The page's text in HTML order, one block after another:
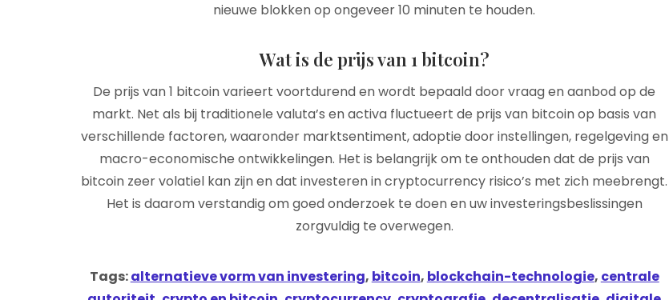
nieuwe blokken op ongeveer 10 minuten te houden.
Wat is de prijs van 1 bitcoin?
De prijs van 1 bitcoin varieert voortdurend en wordt bepaald door vraag en aanbod op de
markt. Net als bij traditionele valuta’s en activa fluctueert de prijs van bitcoin op basis van
verschillende factoren, waaronder marktsentiment, adoptie door instellingen, regelgeving en
macro-economische ontwikkelingen. Het is belangrijk om te onthouden dat de prijs van
bitcoin zeer volatiel kan zijn en dat investeren in cryptocurrency risico’s met zich meebrengt.
Het is daarom verstandig om goed onderzoek te doen en uw investeringsbeslissingen
zorgvuldig te overwegen.
Tags:alternatieve vorm van investering, bitcoin, blockchain-technologie, centrale